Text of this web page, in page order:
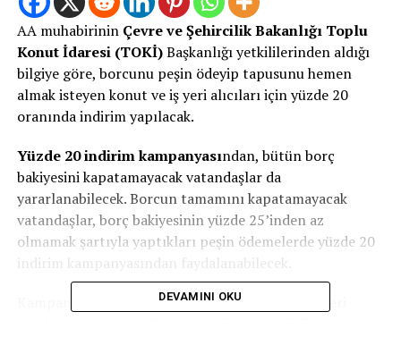
AA muhabirinin Çevre ve Şehircilik Bakanlığı Toplu
Konut İdaresi (TOKİ)Başkanlığı yetkililerinden aldığı
bilgiye göre, borcunu peşin ödeyip tapusunu hemen
almak isteyen konut ve iş yeri alıcıları için yüzde 20
oranında indirim yapılacak.
Yüzde 20 indirim kampanyasından, bütün borç
bakiyesini kapatamayacak vatandaşlar da
yararlanabilecek. Borcun tamamını kapatamayacak
vatandaşlar, borç bakiyesinin yüzde 25’inden az
olmamak şartıyla yaptıkları peşin ödemelerde yüzde 20
indirim kampanyasından faydalanabilecek.
Kampanyadan yararlanmak isteyen konut ve iş yeri
DEVAMINI OKU